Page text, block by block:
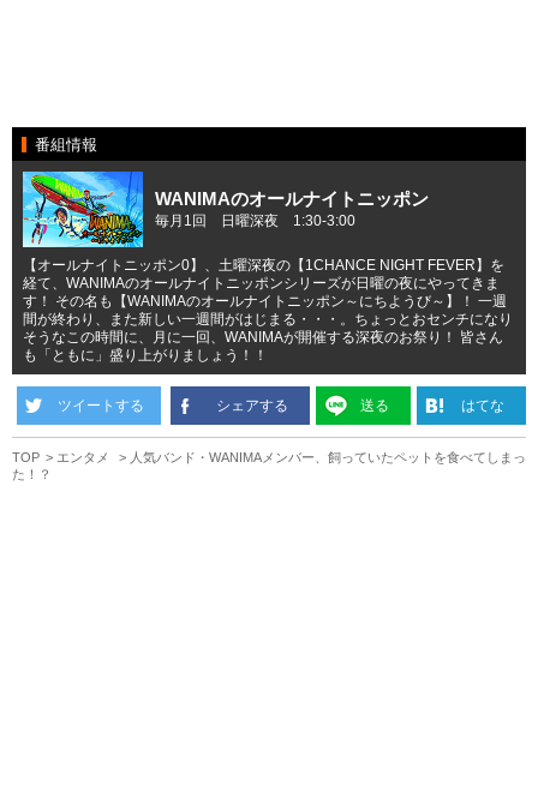
番組情報
WANIMAのオールナイトニッポン
毎月1回 日曜深夜 1:30-3:00
【オールナイトニッポン0】、土曜深夜の【1CHANCE NIGHT FEVER】を
経て、WANIMAのオールナイトニッポンシリーズが日曜の夜にやってきま
す！ その名も【WANIMAのオールナイトニッポン～にちようび～】！ 一週
間が終わり、また新しい一週間がはじまる・・・。ちょっとおセンチになり
そうなこの時間に、月に一回、WANIMAが開催する深夜のお祭り！ 皆さん
も「ともに」盛り上がりましょう！！
ツイートする シェアする 送る はてな
TOP エンタメ
人気バンド・WANIMAメンバー、飼っていたペットを食べてしまっ
た！？